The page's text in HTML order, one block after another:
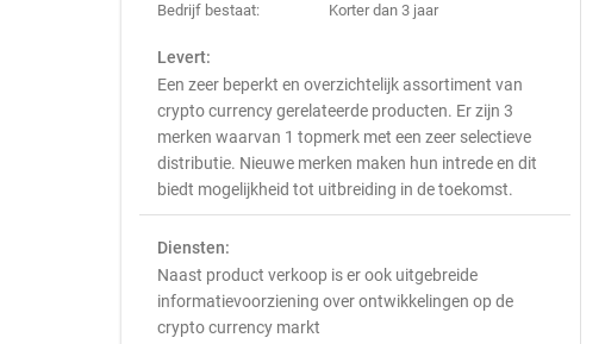
Bedrijf bestaat:
Korter dan 3 jaar
Levert:
Een zeer beperkt en overzichtelijk assortiment van
crypto currency gerelateerde producten. Er zijn 3
merken waarvan 1 topmerk met een zeer selectieve
distributie. Nieuwe merken maken hun intrede en dit
biedt mogelijkheid tot uitbreiding in de toekomst.
Diensten:
Naast product verkoop is er ook uitgebreide
informatievoorziening over ontwikkelingen op de
crypto currency markt